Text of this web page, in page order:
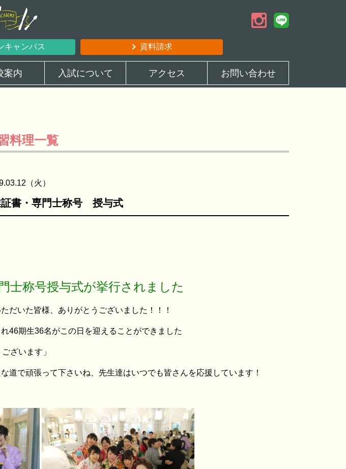
キャンパス 資料請求
案内 入試について アクセス お問い合わせ
料理一覧
（火）
書・専門士称号 授与式
士称号授与式が挙行されました
だいた皆様、ありがとうございました！！！
46期生36名がこの日を迎えることができました
ございます」
道で頑張って下さいね、先生達はいつでも皆さんを応援しています！